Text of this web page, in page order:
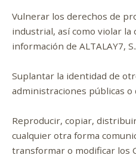
Vulnerar los derechos de
industrial, así como violar la
información de ALTALAY7,
Suplantar la identidad de
administraciones públicas o
Reproducir, copiar,
cualquier otra forma
transformar o modificar los